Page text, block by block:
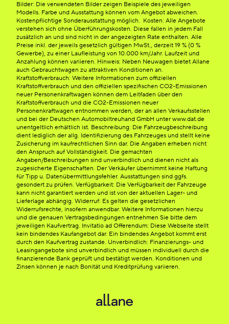
Bilder: Die verwendeten Bilder zeigen Beispiele des jeweiligen
Modells. Farbe und Ausstattung können vom Angebot abweichen.
Kostenpflichtige Sonderausstattung möglich. Kosten: Alle Angebote
verstehen sich ohne Überführungskosten. Diese fallen in jedem Fall
zusätzlich an und sind nicht in der angezeigten Rate enthalten. Alle
Preise inkl. der jeweils gesetzlich gültigen MwSt., derzeit 19 % (0 %
Gewerbe), zu einer Laufleistung von 10.000 km/Jahr. Laufzeit und
Anzahlung können variieren. Hinweis: Neben Neuwagen bietet Allane
auch Gebrauchtwagen zu attraktiven Konditionen an.
Kraftstoffverbrauch: Weitere Informationen zum offiziellen
Kraftstoffverbrauch und den offiziellen spezifischen CO2-Emissionen
neuer Personenkraftwagen können dem Leitfaden über den
Kraftstoffverbrauch und die CO2-Emissionen neuer
Personenkraftwagen entnommen werden, der an allen Verkaufsstellen
und bei der Deutschen Automobiltreuhand GmbH unter www.dat.de
unentgeltlich erhältlich ist. Beschreibung: Die Fahrzeugbeschreibung
dient lediglich der allg. Identifizierung des Fahrzeuges und stellt keine
Zusicherung im kaufrechtlichen Sinn dar. Die Angaben erheben nicht
den Anspruch auf Vollständigkeit. Die gemachten
Angaben/Beschreibungen sind unverbindlich und dienen nicht als
zugesicherte Eigenschaften. Der Verkäufer übernimmt keine Haftung
für Tipp u. Datenübermittlungsfehler. Ausstattungen sind ggfs.
gesondert zu prüfen. Verfügbarkeit: Die Verfügbarkeit der Fahrzeuge
kann nicht garantiert werden und ist von der aktuellen Lager- und
Lieferlage abhängig. Widerruf: Es gelten die gesetzlichen
Widerrufsrechte, insofern anwendbar. Weitere Informationen hierzu
und die genauen Vertragsbedingungen entnehmen Sie bitte dem
jeweiligen Kaufvertrag. Invitatio ad Offerendum: Diese Webseite stellt
kein bindendes Kaufangebot dar. Ein bindendes Angebot kommt erst
durch den Kaufvertrag zustande. Unverbindlich: Finanzierungs- und
Leasingangebote sind unverbindlich und müssen individuell durch die
finanzierende Bank geprüft und bestätigt werden. Konditionen und
Zinsen können je nach Bonität und Kreditprüfung variieren.